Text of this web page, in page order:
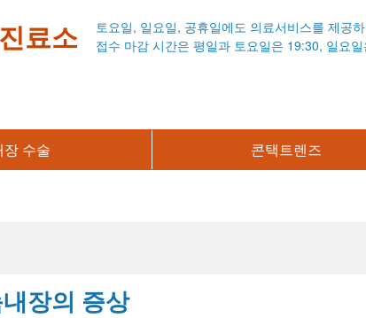
료소
토요일, 일요일, 공휴일에도 의료서비스를 제공
접수 마감 시간은 평일과 토요일은 19:30, 일요
장 수술 콘택트렌즈
장의 증상